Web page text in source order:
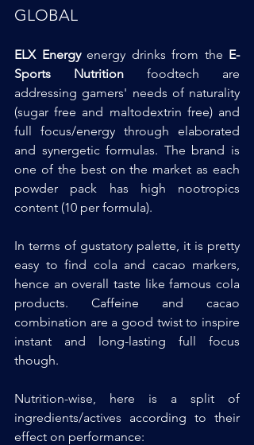
GLOBAL
ELX Energy energy drinks from the E-
Sports Nutrition foodtech are
addressing gamers' needs of naturality
(sugar free and maltodextrin free) and
full focus/energy through elaborated
and synergetic formulas. The brand is
one of the best on the market as each
powder pack has high nootropics
content (10 per formula).
In terms of gustatory palette, it is pretty
easy to find cola and cacao markers,
hence an overall taste like famous cola
products. Caffeine and cacao
combination are a good twist to inspire
instant and long-lasting full focus
though.
Nutrition-wise, here is a split of
ingredients/actives according to their
effect on performance: